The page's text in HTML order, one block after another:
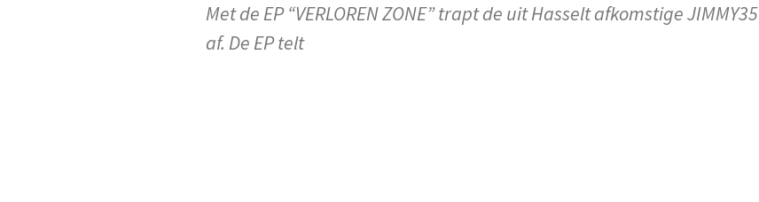
Met de EP “VERLOREN ZONE” trapt de uit Hasselt afkomstige JIMMY35
af. De EP telt